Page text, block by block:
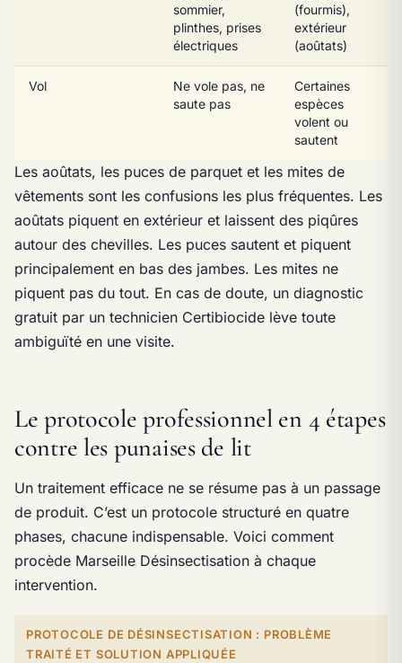
sommier,
plinthes, prises
électriques
(fourmis),
extérieur
(aoûtats)
Vol
Ne vole pas, ne
saute pas
Certaines
espèces
volent ou
sautent
Les aoûtats, les puces de parquet et les mites de
vêtements sont les confusions les plus fréquentes. Les
aoûtats piquent en extérieur et laissent des piqûres
autour des chevilles. Les puces sautent et piquent
principalement en bas des jambes. Les mites ne
piquent pas du tout. En cas de doute, un diagnostic
gratuit par un technicien Certibiocide lève toute
ambiguïté en une visite.
Le protocole professionnel en 4 étapes
contre les punaises de lit
Un traitement efficace ne se résume pas à un passage
de produit. C’est un protocole structuré en quatre
phases, chacune indispensable. Voici comment
procède Marseille Désinsectisation à chaque
intervention.
PROTOCOLE DE DÉSINSECTISATION : PROBLÈME
TRAITÉ ET SOLUTION APPLIQUÉE